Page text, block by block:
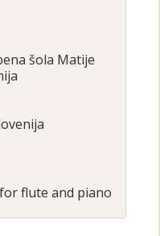
šola Matije
flute and piano